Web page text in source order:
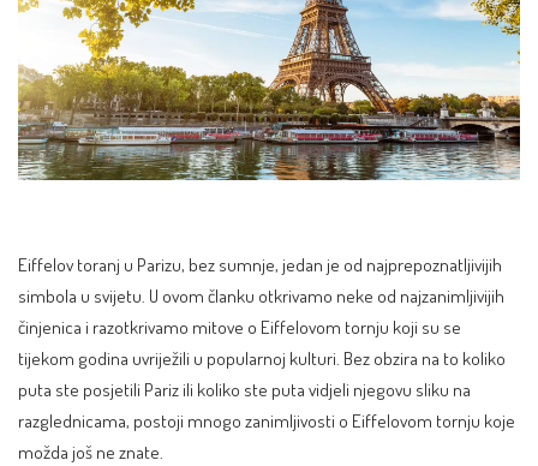
Eiffelov toranj u Parizu, bez sumnje, jedan je od najprepoznatljivijih
simbola u svijetu. U ovom članku otkrivamo neke od najzanimljivijih
činjenica i razotkrivamo mitove o Eiffelovom tornju koji su se
tijekom godina uvriježili u popularnoj kulturi. Bez obzira na to koliko
puta ste posjetili Pariz ili koliko ste puta vidjeli njegovu sliku na
razglednicama, postoji mnogo zanimljivosti o Eiffelovom tornju koje
možda još ne znate.